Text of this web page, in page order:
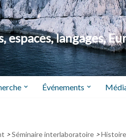
espaces, langages,
Événements
>Séminaire interlaboratoire >